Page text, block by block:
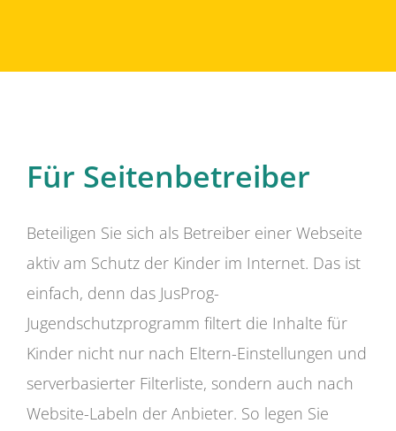
Für Seitenbetreiber
Beteiligen Sie sich als Betreiber einer Webseite
aktiv am Schutz der Kinder im Internet. Das ist
einfach, denn das JusProg-
Jugendschutzprogramm filtert die Inhalte für
Kinder nicht nur nach Eltern-Einstellungen und
serverbasierter Filterliste, sondern auch nach
Website-Labeln der Anbieter. So legen Sie